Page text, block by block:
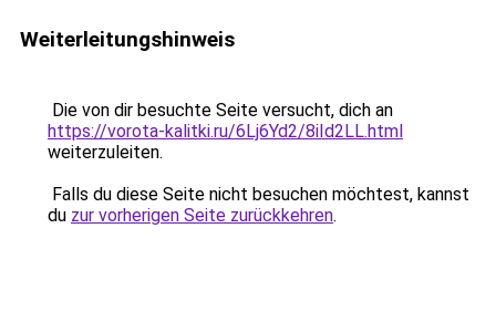
Weiterleitungshinweis
Die von dir besuchte Seite versucht, dich an
https://vorota-kalitki.ru/6Lj6Yd2/8iId2LL.html
weiterzuleiten.
Falls du diese Seite nicht besuchen möchtest, kannst
du zur vorherigen Seite zurückkehren.